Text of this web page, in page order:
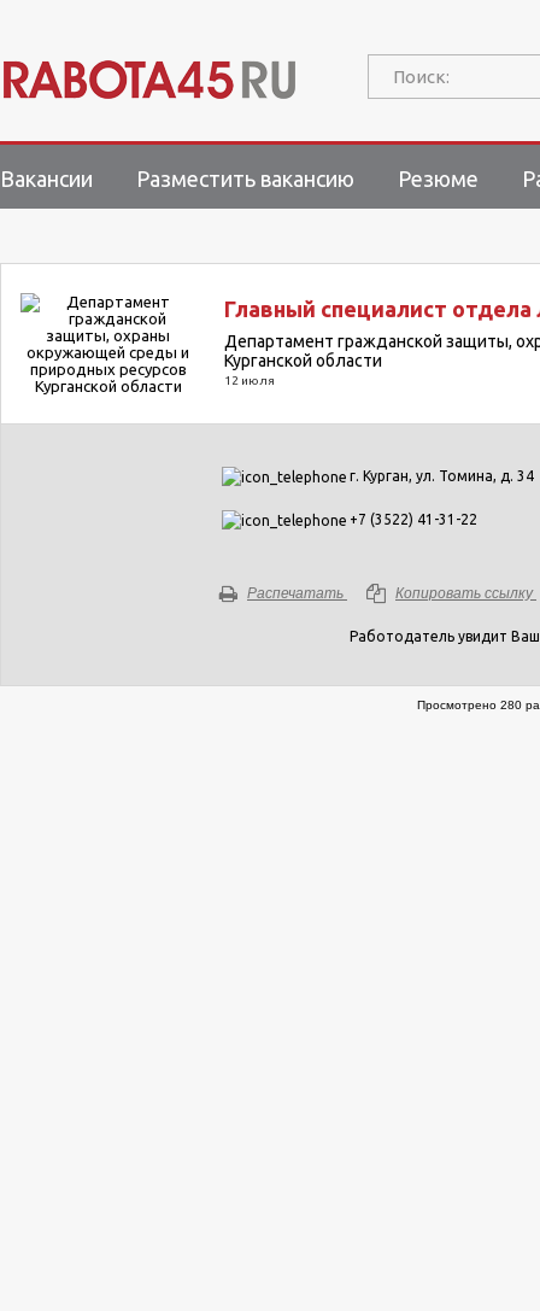
Поиск:
Вакансии Разместить вакансию Резюме
Главный специалист отдела
Департамент гражданской защиты,
Курганской области
12 июля
г. Курган, ул. Томина, д. 34
+7 (3522) 41-31-22
Распечатать Копировать ссылку
Работодатель увидит
Просмотрено 280